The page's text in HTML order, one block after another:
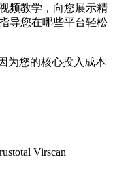
频教学，向您展示精
导您在哪些平台轻松
为您的核心投入成本
Virscan